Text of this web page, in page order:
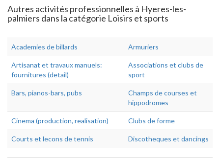
Autres activités professionnelles à Hyeres-les-
palmiers dans la catégorie Loisirs et sports
Academies de billards Armuriers
Artisanat et travaux manuels:
fournitures (detail)
Associations et clubs de
sport
Bars, pianos-bars, pubs
Champs de courses et
hippodromes
Cinema (production, realisation) Clubs de forme
Courts et lecons de tennis Discotheques et dancings